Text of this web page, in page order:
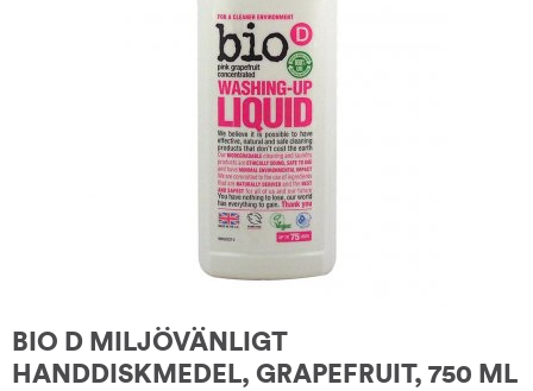
BIO D MILJÖVÄNLIGT
HANDDISKMEDEL, GRAPEFRUIT, 750 ML